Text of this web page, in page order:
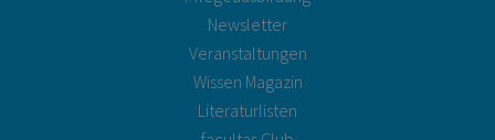
Newsletter
Veranstaltungen
Wissen Magazin
Literaturlisten